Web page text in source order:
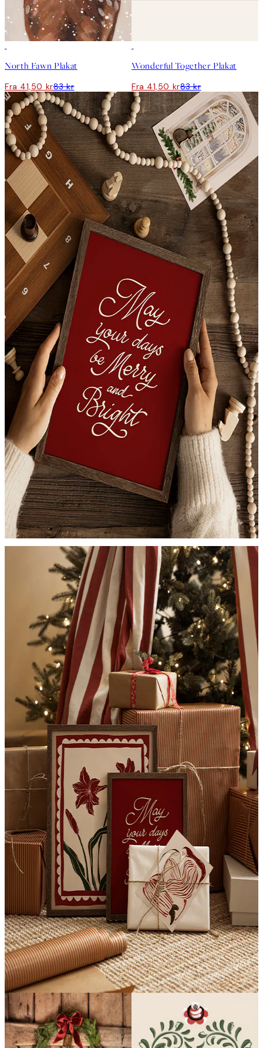
North Fawn Plakat
Fra 41,50 kr83 kr
Wonderful Together Plakat
Fra 41,50 kr83 kr